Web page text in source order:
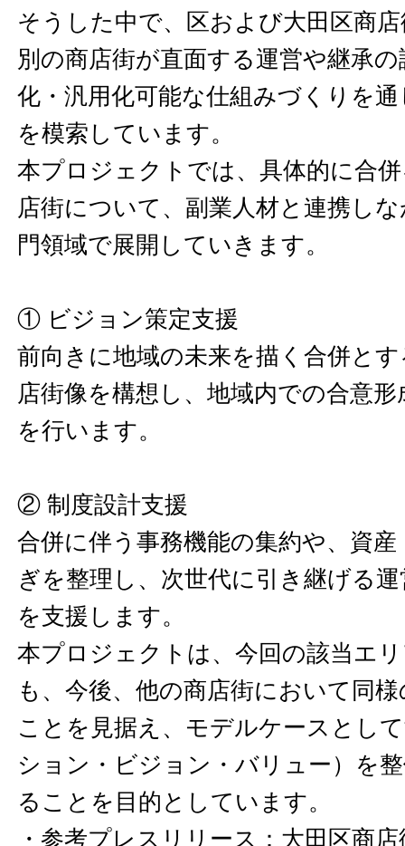
そうした中で、区および大田区商
別の商店街が直面する運営や継承
化・汎用化可能な仕組みづくりを
を模索しています。
本プロジェクトでは、具体的に合
店街について、副業人材と連携し
門領域で展開していきます。
① ビジョン策定支援
前向きに地域の未来を描く合併と
店街像を構想し、地域内での合意
を行います。
② 制度設計支援
合併に伴う事務機能の集約や、資
ぎを整理し、次世代に引き継げる
を支援します。
本プロジェクトは、今回の該当エ
も、今後、他の商店街において同
ことを見据え、モデルケースとし
ション・ビジョン・バリュー）を
ることを目的としています。
・参考プレスリリース：大田区商